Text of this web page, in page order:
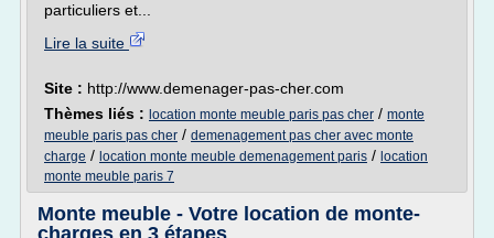
particuliers et...
Lire la suite
Site : http://www.demenager-pas-cher.com
Thèmes liés : location monte meuble paris pas cher / monte
meuble paris pas cher / demenagement pas cher avec monte
charge / location monte meuble demenagement paris / location
monte meuble paris 7
Monte meuble - Votre location de monte-
charges en 3 étapes